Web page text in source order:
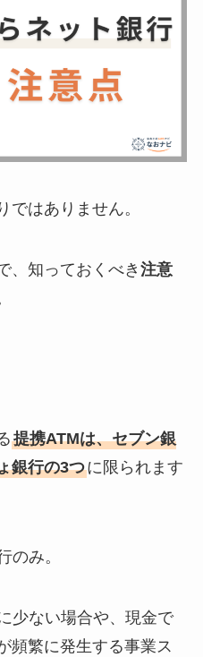
ではありません。
、知っておくべき 注意
提携ATMは、セブン銀
銀行の3つに限られます
のみ。
少ない場合や、現金で
頻繁に発生する事業ス